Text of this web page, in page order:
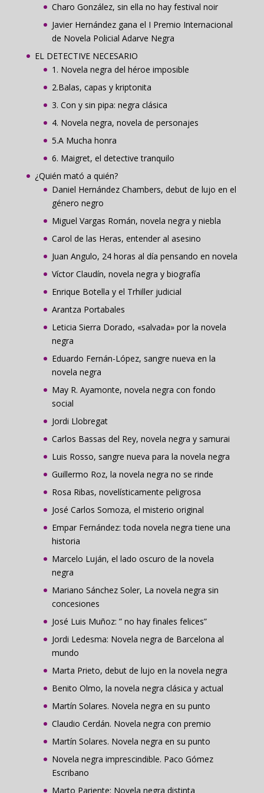
Charo González, sin ella no hay festival noir
Javier Hernández gana el I Premio Internacional
de Novela Policial Adarve Negra
EL DETECTIVE NECESARIO
1. Novela negra del héroe imposible
2.Balas, capas y kriptonita
3. Con y sin pipa: negra clásica
4. Novela negra, novela de personajes
5.A Mucha honra
6. Maigret, el detective tranquilo
¿Quién mató a quién?
Daniel Hernández Chambers, debut de lujo en el
género negro
Miguel Vargas Román, novela negra y niebla
Carol de las Heras, entender al asesino
Juan Angulo, 24 horas al día pensando en novela
Víctor Claudín, novela negra y biografía
Enrique Botella y el Trhiller judicial
Arantza Portabales
Leticia Sierra Dorado, «salvada» por la novela
negra
Eduardo Fernán-López, sangre nueva en la
novela negra
May R. Ayamonte, novela negra con fondo
social
Jordi Llobregat
Carlos Bassas del Rey, novela negra y samurai
Luis Rosso, sangre nueva para la novela negra
Guillermo Roz, la novela negra no se rinde
Rosa Ribas, novelísticamente peligrosa
José Carlos Somoza, el misterio original
Empar Fernández: toda novela negra tiene una
historia
Marcelo Luján, el lado oscuro de la novela
negra
Mariano Sánchez Soler, La novela negra sin
concesiones
José Luis Muñoz: ” no hay finales felices”
Jordi Ledesma: Novela negra de Barcelona al
mundo
Marta Prieto, debut de lujo en la novela negra
Benito Olmo, la novela negra clásica y actual
Martín Solares. Novela negra en su punto
Claudio Cerdán. Novela negra con premio
Martín Solares. Novela negra en su punto
Novela negra imprescindible. Paco Gómez
Escribano
Marto Pariente: Novela negra distinta